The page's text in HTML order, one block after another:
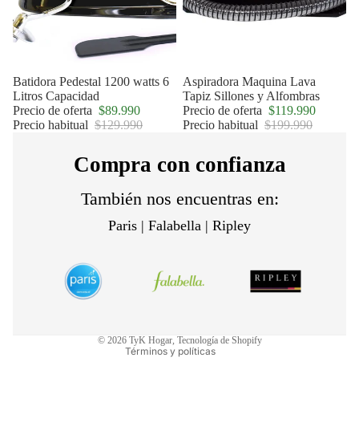
Oferta
Batidora Pedestal 1200 watts 6
Litros Capacidad
Precio de oferta $89.990
Precio habitual $129.990
Oferta
Aspiradora Maquina Lava
Tapiz Sillones y Alfombras
Precio de oferta $119.990
Precio habitual $199.990
Compra con confianza
También nos encuentras en:
Paris | Falabella | Ripley
© 2026 TyK Hogar, Tecnología de Shopify
Términos y políticas
Política de reembolso
Términos del servicio